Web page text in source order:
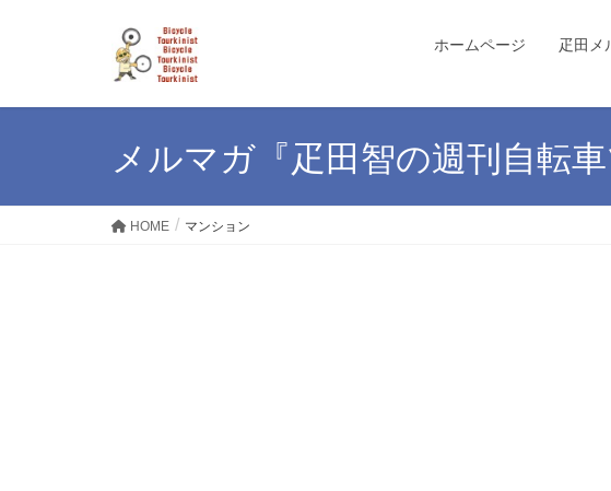
ホームページ 疋田メ
メルマガ『疋田智の週刊自転
HOME マンション